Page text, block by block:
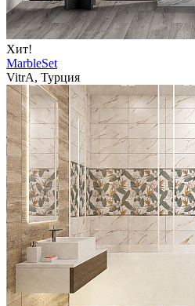
Хит!
MarbleSet
VitrA, Турция